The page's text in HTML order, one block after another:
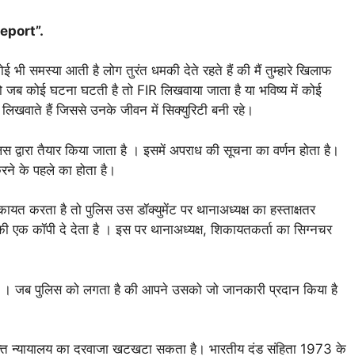
भी समस्या आती है लोग तुरंत धमकी देते रहते हैं की मैं तुम्हारे खिलाफ
कोई घटना घटती है तो FIR लिखवाया जाता है या भविष्य में कोई
हैं जिससे उनके जीवन में सिक्युरिटी बनी रहे।
तैयार किया जाता है । इसमें अपराध की सूचना का वर्णन होता है।
के पहले का होता है।
करता है तो पुलिस उस डॉक्युमेंट पर थानाअध्यक्ष का हस्ताक्षतर
कॉपी दे देता है । इस पर थानाअध्यक्ष, शिकायतकर्ता का सिग्नचर
जब पुलिस को लगता है की आपने उसको जो जानकारी प्रदान किया है
न्यायालय का दरवाजा खटखटा सकता है। भारतीय दंड संहिता 1973 के